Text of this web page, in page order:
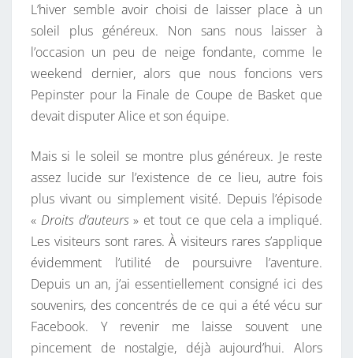
I
G
T
S
D
’
N
N
O
U
V
E
A
U
P
A
I
R
E
L’hiver semble avoir choisi de laisser place à un
soleil plus généreux. Non sans nous laisser à
l’occasion un peu de neige fondante, comme le
weekend dernier, alors que nous foncions vers
Pepinster pour la Finale de Coupe de Basket que
devait disputer Alice et son équipe.
Mais si le soleil se montre plus généreux. Je reste
assez lucide sur l’existence de ce lieu, autre fois
plus vivant ou simplement visité. Depuis l’épisode
« Droits d’auteurs» et tout ce que cela a impliqué.
Les visiteurs sont rares. À visiteurs rares s’applique
évidemment l’utilité de poursuivre l’aventure.
Depuis un an, j’ai essentiellement consigné ici des
souvenirs, des concentrés de ce qui a été vécu sur
Facebook. Y revenir me laisse souvent une
pincement de nostalgie, déjà aujourd’hui. Alors